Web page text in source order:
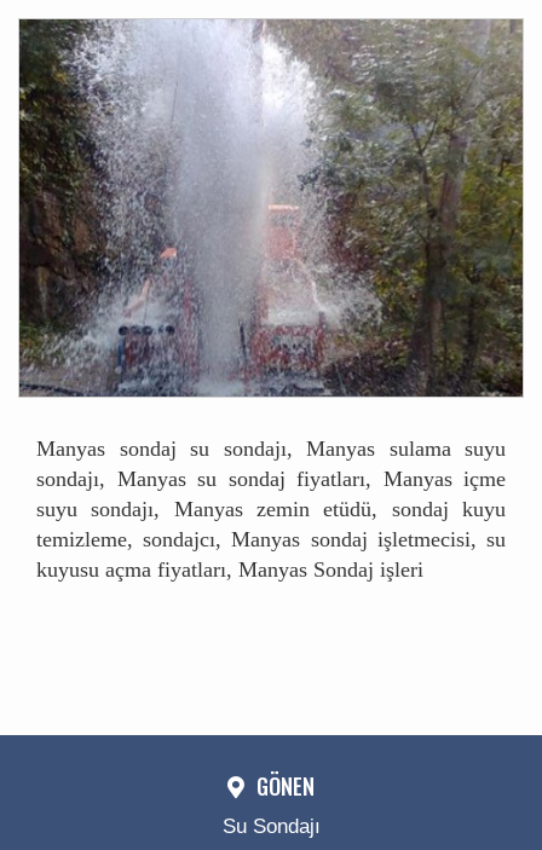
Manyas sondaj su sondajı, Manyas sulama suyu
sondajı, Manyas su sondaj fiyatları, Manyas içme
suyu sondajı, Manyas zemin etüdü, sondaj kuyu
temizleme, sondajcı, Manyas sondaj işletmecisi, su
kuyusu açma fiyatları, Manyas Sondaj işleri
GÖNEN
Su Sondajı